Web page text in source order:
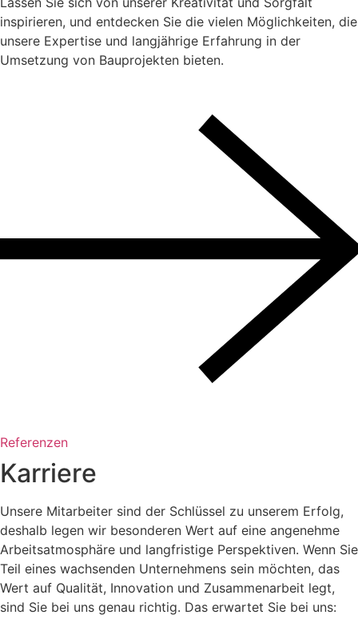
inspirieren, und entdecken Sie die vielen Möglichkeiten, die
unsere Expertise und langjährige Erfahrung in der
Umsetzung von Bauprojekten bieten.
Referenzen
Karriere
Unsere Mitarbeiter sind der Schlüssel zu unserem Erfolg,
deshalb legen wir besonderen Wert auf eine angenehme
Arbeitsatmosphäre und langfristige Perspektiven. Wenn Sie
Teil eines wachsenden Unternehmens sein möchten, das
Wert auf Qualität, Innovation und Zusammenarbeit legt,
sind Sie bei uns genau richtig. Das erwartet Sie bei uns: